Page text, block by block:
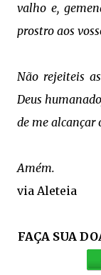
valho e,
prostro aos
Não rejeiteis
Deus
de me alcançar
Amém.
via Aleteia
FAÇA SUA